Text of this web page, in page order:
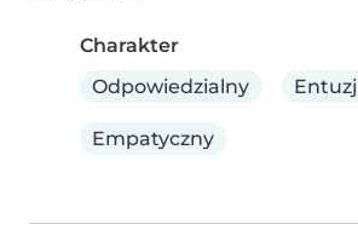
Charakter
Odpowiedzialny
Empatyczny